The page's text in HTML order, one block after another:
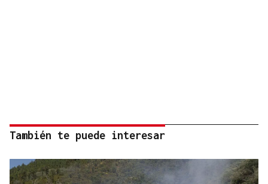
También te puede interesar